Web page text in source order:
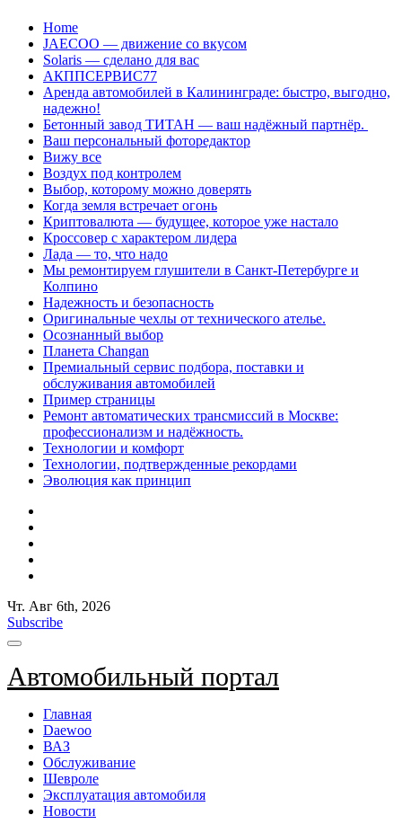
Перейти
содержанию
Home
JAECOO — движение со вкусом
Solaris — сделано для вас
АКППСЕРВИС77
Аренда автомобилей в Калининграде: быстро, выгодно,
надежно!
Бетонный завод ТИТАН — ваш надёжный партнёр.
Ваш персональный фоторедактор
Вижу все
Воздух под контролем
Выбор, которому можно доверять
Когда земля встречает огонь
Криптовалюта — будущее, которое уже настало
Кроссовер с характером лидера
Лада — то, что надо
Мы ремонтируем глушители в Санкт-Петербурге и
Колпино
Надежность и безопасность
Оригинальные чехлы от технического ателье.
Осознанный выбор
Планета Changan
Премиальный сервис подбора, поставки и
обслуживания автомобилей
Пример страницы
Ремонт автоматических трансмиссий в Москве:
профессионализм и надёжность.
Технологии и комфорт
Технологии, подтвержденные рекордами
Эволюция как принцип
Чт. Авг 6th, 2026
Subscribe
Автомобильный портал
Главная
Daewoo
ВАЗ
Обслуживание
Шевроле
Эксплуатация автомобиля
Новости